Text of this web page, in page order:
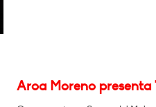
Aroa Moreno